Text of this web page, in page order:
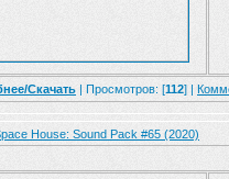
Скачать | Просмотров: [112] |
House: Sound Pack #65 (2020)